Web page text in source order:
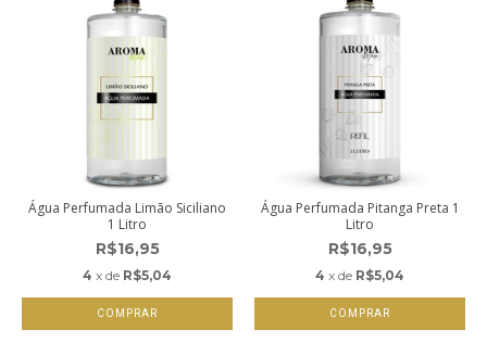
Água Perfumada Limão Siciliano
1 Litro
R$16,95
4 x de R$5,04
Água Perfumada Pitanga Preta 1
Litro
R$16,95
4 x de R$5,04